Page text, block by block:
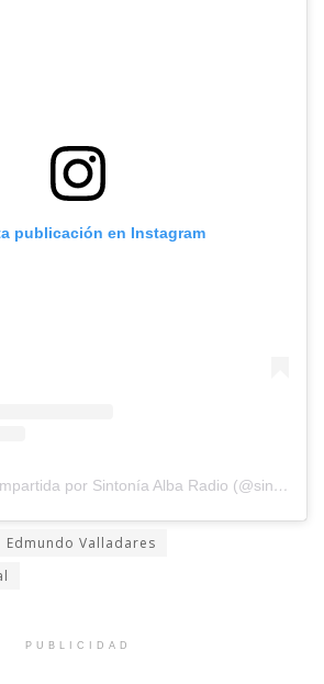
publicación en Instagram
Una publicación compartida por Sintonía Alba Radio (@sintoniaalbaradio)
Edmundo Valladares
PUBLICIDAD